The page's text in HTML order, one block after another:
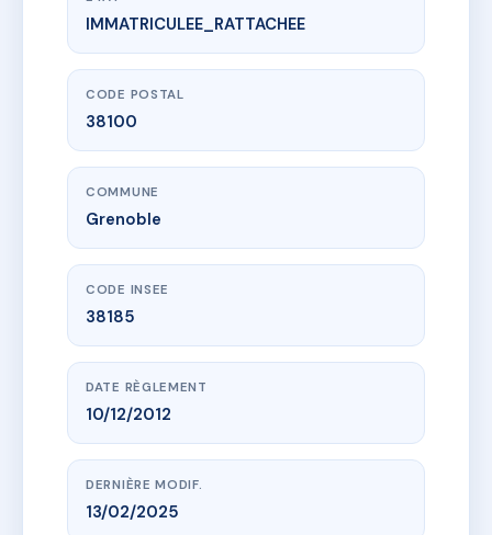
www.vme.plus/AC6542518
VILLA SAINT MARTIN
11 r joseph bouchayer
IMMATRICULEE_RATTACHEE
CODE POSTAL
38100
COMMUNE
Grenoble
CODE INSEE
38185
DATE RÈGLEMENT
10/12/2012
DERNIÈRE MODIF.
13/02/2025